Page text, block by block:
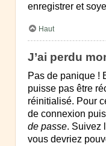
enregistrer et
Haut
J’ai perdu
Pas de panique !
puisse pas être
réinitialisé. Pour
de connexion
de passe. Suivez
vous devriez